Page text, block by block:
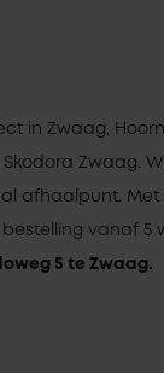
in Zwaag,
Zwaag. Wij
afhaalpunt. Met
vanaf 5
5 te Zwaag.